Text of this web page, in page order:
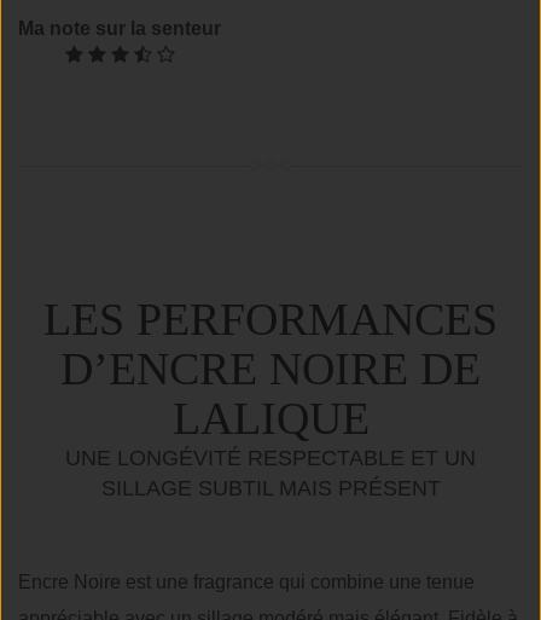
Ma note sur la senteur
LES PERFORMANCES
D’ENCRE NOIRE DE
LALIQUE
UNE LONGÉVITÉ RESPECTABLE ET UN
SILLAGE SUBTIL MAIS PRÉSENT
Encre Noire est une fragrance qui combine une tenue